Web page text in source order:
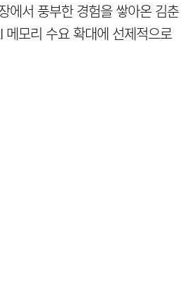
에서 풍부한 경험을 쌓아온 김춘
모리 수요 확대에 선제적으로